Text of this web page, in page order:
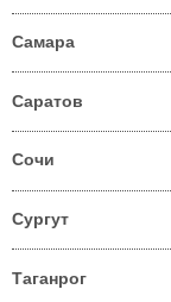
Самара
Саратов
Сочи
Сургут
Таганрог